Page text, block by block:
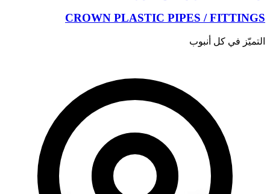
CROWN PLASTIC PIPES / FITTINGS
التميّز في كل أنبوب